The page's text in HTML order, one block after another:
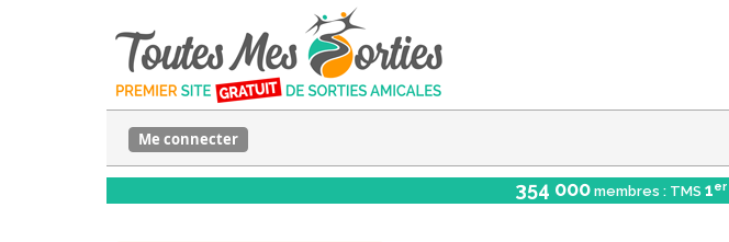
Me connecter
354 000 membres : TMS 1er